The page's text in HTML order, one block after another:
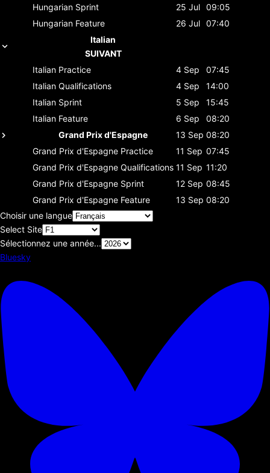
Hungarian Sprint 25 Jul 09:05
Hungarian Feature 26 Jul 07:40
Italian
SUIVANT
Italian Practice 4 Sep
07:45
Italian Qualifications 4 Sep
14:00
Italian Sprint 5 Sep
15:45
Italian Feature 6 Sep
08:20
Grand Prix d'Espagne
13 Sep 08:20
Grand Prix d'Espagne Practice 11 Sep 07:45
Grand Prix d'Espagne Qualifications 11 Sep 11:20
Grand Prix d'Espagne Sprint 12 Sep 08:45
Grand Prix d'Espagne Feature 13 Sep 08:20
Choisir une langue
Select Site
Sélectionnez une année...
Bluesky